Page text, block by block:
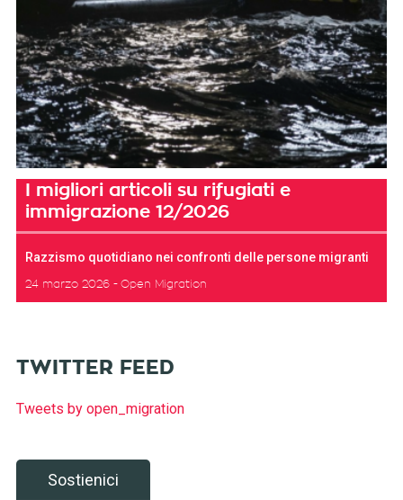
I migliori articoli su rifugiati e
immigrazione 12/2026
Razzismo quotidiano nei confronti delle persone migranti
24 marzo 2026 Open Migration
TWITTER FEED
Tweets by open_migration
Sostienici